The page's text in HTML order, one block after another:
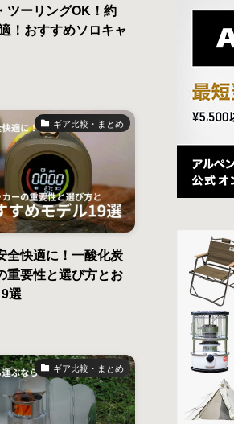
ツーリングOK！約
！おすすめソロキャ
ギア比較・まとめ
全快適に！一酸化炭
重要性と選び方とお
選
ギア比較・まとめ